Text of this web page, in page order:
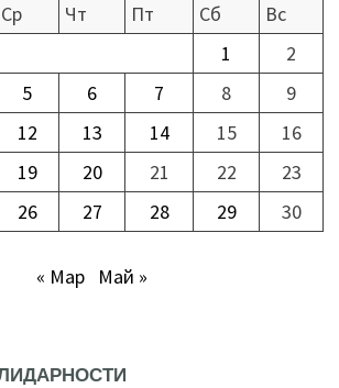
Ср Чт Пт Сб
Вс
1
2
5 6 7 8
9
12 13 14 15
16
19 20 21 22
23
26 27 28 29 30
« Мар Май »